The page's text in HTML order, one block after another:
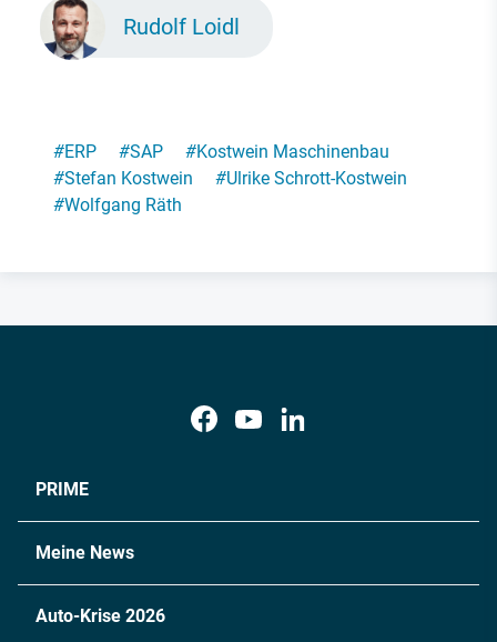
Rudolf Loidl
#ERP #SAP #Kostwein Maschinenbau
#Stefan Kostwein #Ulrike Schrott-Kostwein
#Wolfgang Räth
PRIME
Meine News
Auto-Krise 2026